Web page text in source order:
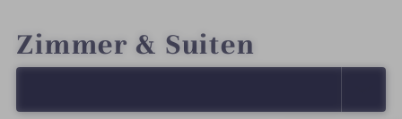
Zimmer & Suiten